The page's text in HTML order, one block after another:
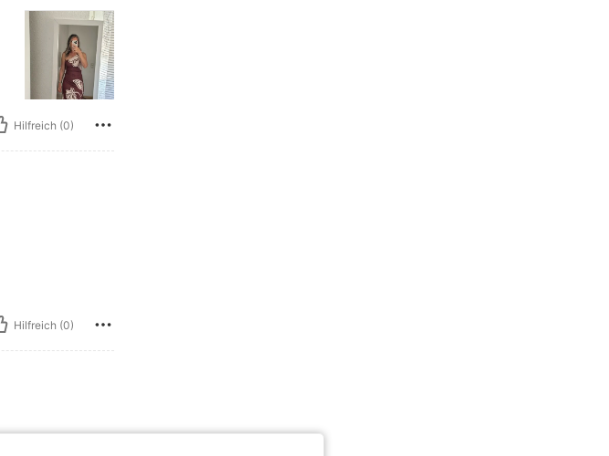
Hilfreich (0)
Hilfreich (0)
Hüften: 102 cm / 40 in, Körperform: Sanduhr, Farbe: Grün, Größe: L